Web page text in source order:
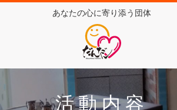
あなたの心に寄り添う団体
活動内容